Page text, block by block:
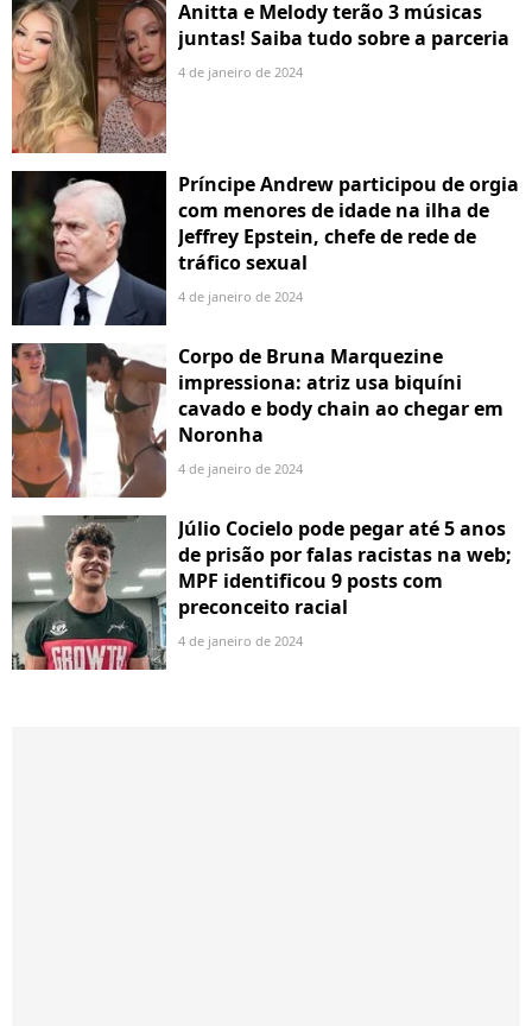
Anitta e Melody terão 3 músicas
juntas! Saiba tudo sobre a parceria
4 de janeiro de 2024
Príncipe Andrew participou de orgia
com menores de idade na ilha de
Jeffrey Epstein, chefe de rede de
tráfico sexual
4 de janeiro de 2024
Corpo de Bruna Marquezine
impressiona: atriz usa biquíni
cavado e body chain ao chegar em
Noronha
4 de janeiro de 2024
Júlio Cocielo pode pegar até 5 anos
de prisão por falas racistas na web;
MPF identificou 9 posts com
preconceito racial
4 de janeiro de 2024